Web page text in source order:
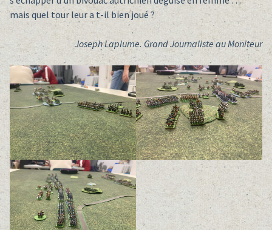
mais quel tour leur a t-il bien joué ?
Joseph Laplume. Grand Journaliste au Moniteur